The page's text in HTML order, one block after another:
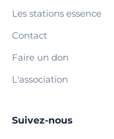
Les stations essence
Contact
Faire un don
L'association
Suivez-nous